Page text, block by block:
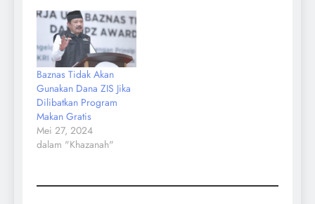
Baznas Tidak Akan
Gunakan Dana ZIS Jika
Dilibatkan Program
Makan Gratis
Mei 27, 2024
dalam "Khazanah"